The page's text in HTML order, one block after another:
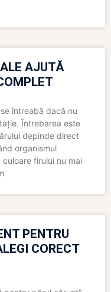
AJUTĂ
întreabă dacă nu
Întrebarea este
depinde direct
organismul
firului nu mai
PENTRU
CORECT